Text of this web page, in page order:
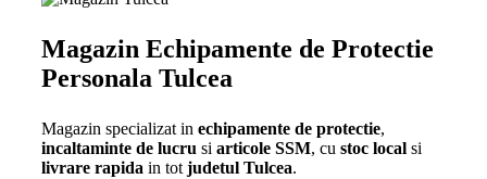
Magazin Echipamente de Protectie
Personala Tulcea
Magazin specializat inechipamente de protectie,
incaltaminte de lucru siarticole SSM, cu stoc local si
livrare rapida in totjudetul Tulcea.